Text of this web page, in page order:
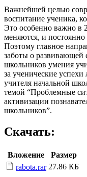
Важнейшей целью
воспитание ученика,
Это особенно важно в
меняются, и постоянно
Поэтому главное
заботы о развивающей
школьников умения
за ученические
учителя начальной
темой “Проблемные
активизации
школьников”.
Скачать:
Вложение
Размер
rabota.rar 27.86 КБ